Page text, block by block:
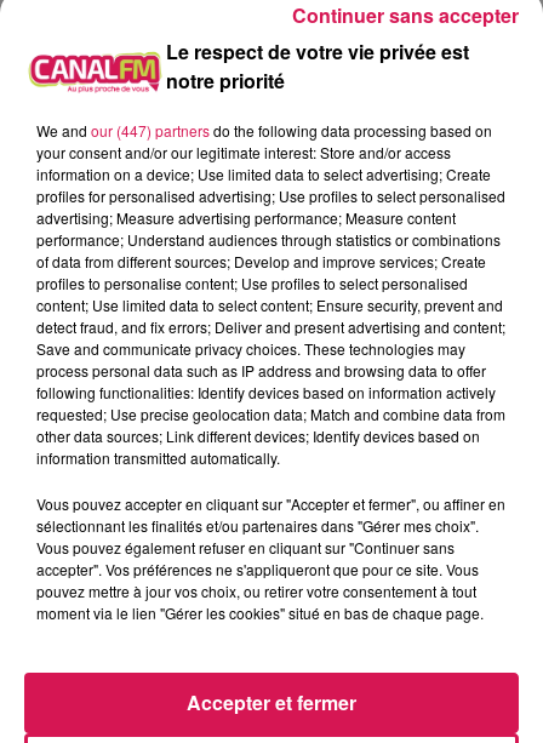
Lucas GLVL
Lucas GLVL - 20.06.2026 - CLUB'IN CANAL FM 23H
00H
0:00
21 juin 2026 - 1 h
LUCAS GLVL - 20.06.2026 - CLUB'IN CANAL FM
Retrouvez ici, les MiX joués par Lucas GLVL le samedi de
23h à minuit sur Canal fm
Le respect de votre vie privée est
notre priorité
We and our (447) partnersdo the following data processing based on
your consent and/or our legitimate interest: Store and/or access
information on a device; Use limited data to select advertising; Create
profiles for personalised advertising; Use profiles to select personalised
advertising; Measure advertising performance; Measure content
performance; Understand audiences through statistics or combinations
of data from different sources; Develop and improve services; Create
profiles to personalise content; Use profiles to select personalised
content; Use limited data to select content; Ensure security, prevent and
detect fraud, and fix errors; Deliver and present advertising and content;
Save and communicate privacy choices. These technologies may
process personal data such as IP address and browsing data to offer
following functionalities: Identify devices based on information actively
requested; Use precise geolocation data; Match and combine data from
other data sources; Link different devices; Identify devices based on
information transmitted automatically.
Vous pouvez accepter en cliquant sur "Accepter et fermer", ou affiner en
sélectionnant les finalités et/ou partenaires dans "Gérer mes choix".
Vous pouvez également refuser en cliquant sur "Continuer sans
accepter". Vos préférences ne s'appliqueront que pour ce site. Vous
pouvez mettre à jour vos choix, ou retirer votre consentement à tout
moment via le lien "Gérer les cookies" situé en bas de chaque page.
Accepter et fermer
Continuer sans accepter